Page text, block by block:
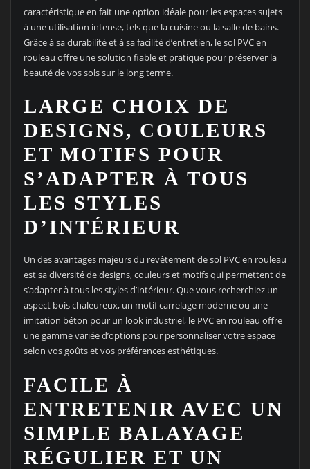
caractéristique en fait une option idéale pour les espaces sujets
à une utilisation intense, tels que la cuisine ou la salle de bains.
Grâce à sa durabilité et à sa facilité d’entretien, le sol PVC en
rouleau offre une solution fiable et pratique pour préserver la
beauté de vos sols sur le long terme.
LARGE CHOIX DE
DESIGNS, COULEURS
ET MOTIFS POUR
S’ADAPTER À TOUS
LES STYLES
D’INTÉRIEUR
Un des avantages majeurs du revêtement de sol PVC en rouleau
est sa diversité de designs, couleurs et motifs qui permettent de
s’adapter à tous les styles d’intérieur. Que vous recherchiez un
aspect bois chaleureux, un motif carrelage moderne ou une
imitation béton pour un look industriel, le PVC en rouleau offre
une gamme variée d’options pour personnaliser votre espace
selon vos goûts et vos préférences esthétiques.
FACILE À
ENTRETENIR AVEC UN
SIMPLE BALAYAGE
RÉGULIER ET UN